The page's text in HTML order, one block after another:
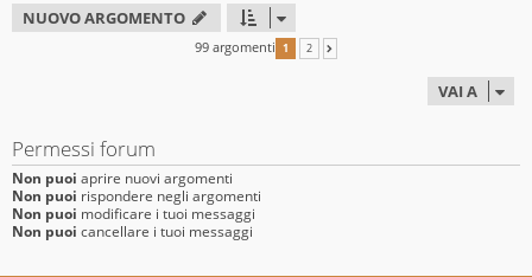
NUOVO ARGOMENTO
99 argomenti 1 2
VAI A
Permessi forum
Non puoi aprire nuovi argomenti
Non puoi rispondere negli argomenti
Non puoi modificare i tuoi messaggi
Non puoi cancellare i tuoi messaggi